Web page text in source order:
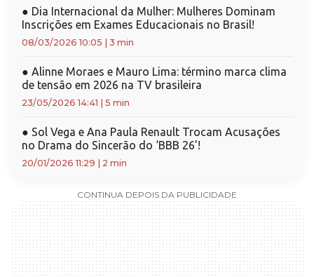
● Dia Internacional da Mulher: Mulheres Dominam
Inscrições em Exames Educacionais no Brasil!
08/03/2026 10:05 | 3 min
● Alinne Moraes e Mauro Lima: término marca clima
de tensão em 2026 na TV brasileira
23/05/2026 14:41 | 5 min
● Sol Vega e Ana Paula Renault Trocam Acusações
no Drama do Sincerão do ‘BBB 26’!
20/01/2026 11:29 | 2 min
CONTINUA DEPOIS DA PUBLICIDADE